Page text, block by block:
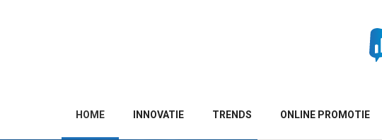
HOME INNOVATIE TRENDS ONLINE PROMOTIE